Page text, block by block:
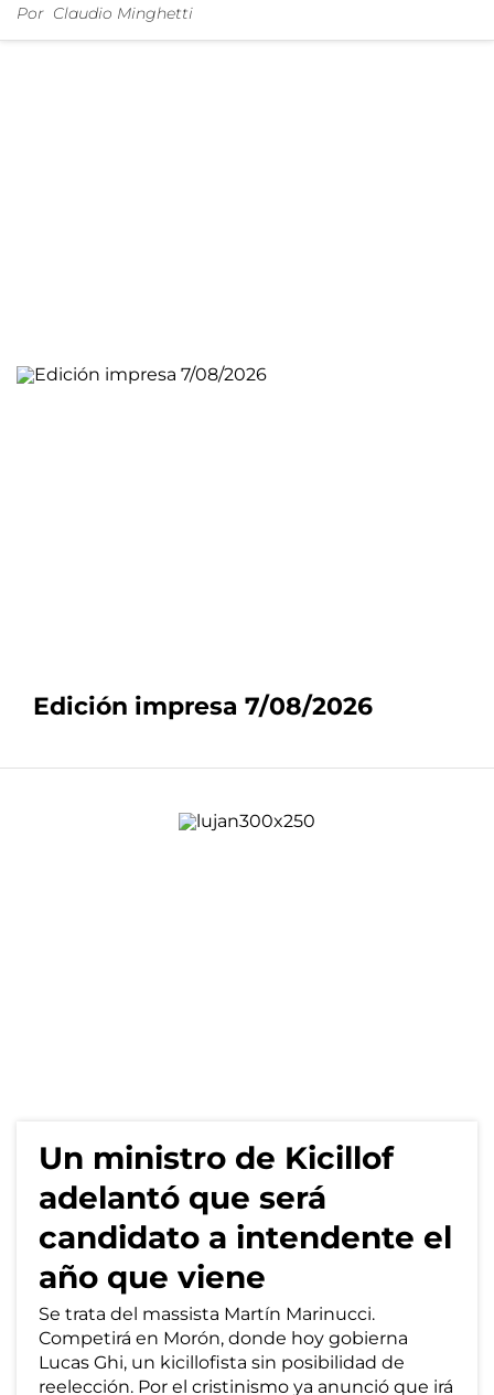
Por Claudio Minghetti
Edición impresa 7/08/2026
Un ministro de Kicillof
adelantó que será
candidato a intendente el
año que viene
Se trata del massista Martín Marinucci.
Competirá en Morón, donde hoy gobierna
Lucas Ghi, un kicillofista sin posibilidad de
reelección. Por el cristinismo ya anunció que irá